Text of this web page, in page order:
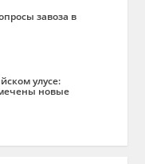
завоза в
улусе:
новые